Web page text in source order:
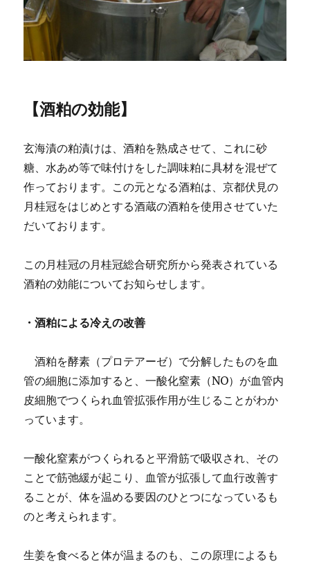
【酒粕の効能】
玄海漬の粕漬けは、酒粕を熟成させて、これに砂
糖、水あめ等で味付けをした調味粕に具材を混ぜて
作っております。この元となる酒粕は、京都伏見の
月桂冠をはじめとする酒蔵の酒粕を使用させていた
だいております。
この月桂冠の月桂冠総合研究所から発表されている
酒粕の効能についてお知らせします。
・酒粕による冷えの改善
酒粕を酵素（プロテアーゼ）で分解したものを血
管の細胞に添加すると、一酸化窒素（NO）が血管内
皮細胞でつくられ血管拡張作用が生じることがわか
っています。
一酸化窒素がつくられると平滑筋で吸収され、その
ことで筋弛緩が起こり、血管が拡張して血行改善す
ることが、体を温める要因のひとつになっているも
のと考えられます。
生姜を食べると体が温まるのも、この原理によるも